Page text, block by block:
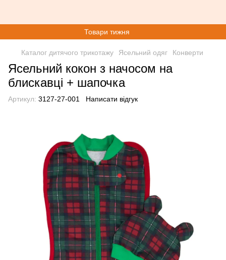
Товари тижня
Каталог дитячого трикотажу Ясельний одяг Конверти
Ясельний кокон з начосом на
блискавці + шапочка
Артикул: 3127-27-001 Написати відгук